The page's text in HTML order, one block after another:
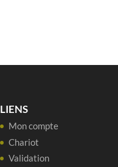
LIENS
Mon compte
Chariot
Validation